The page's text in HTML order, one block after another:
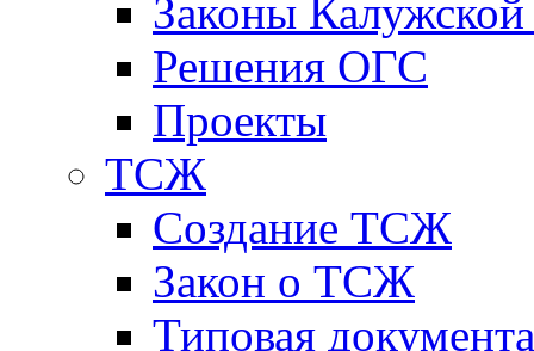
Законы Калужской
Решения ОГС
Проекты
ТСЖ
Создание ТСЖ
Закон о ТСЖ
Типовая